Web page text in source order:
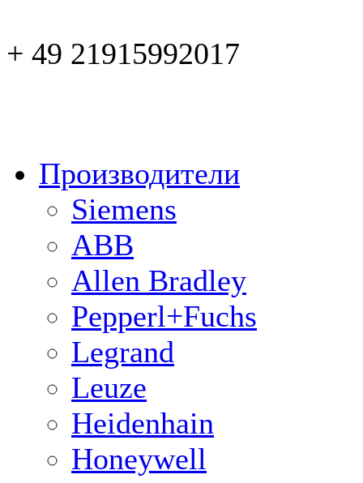
+ 49 21915992017
Производители
Siemens
ABB
Allen Bradley
Pepperl+Fuchs
Legrand
Leuze
Heidenhain
Honeywell